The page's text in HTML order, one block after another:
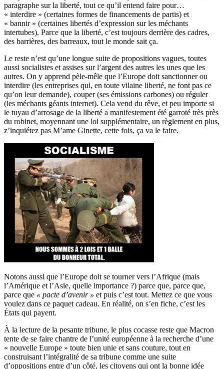
paragraphe sur la liberté, tout ce qu’il entend faire pour…
« interdire » (certaines formes de financements de partis) et
« bannir » (certaines libertés d’expression sur les méchants
intertubes). Parce que la liberté, c’est toujours derrière des cadres,
des barrières, des barreaux, tout le monde sait ça.
Le reste n’est qu’une longue suite de propositions vagues, toutes
aussi socialistes et assises sur l’argent des autres les unes que les
autres. On y apprend pèle-mêle que l’Europe doit sanctionner ou
interdire (les entreprises qui, en toute vilaine liberté, ne font pas ce
qu’on leur demande), couper (ses émissions carbones) ou réguler
(les méchants géants internet). Cela vend du rêve, et peu importe si
le tuyau d’arrosage de la liberté a manifestement été garroté très près
du robinet, moyennant une loi supplémentaire, un règlement en plus,
z’inquiétez pas M’ame Ginette, cette fois, ça va le faire.
Notons aussi que l’Europe doit se tourner vers l’Afrique (mais
l’Amérique et l’Asie, quelle importance ?) parce que, parce que,
parce que « pacte d’avenir » et puis c’est tout. Mettez ce que vous
voulez dans ce paquet cadeau. En réalité, on s’en fiche, c’est les
États qui payent.
À la lecture de la pesante tribune, le plus cocasse reste que Macron
tente de se faire chantre de l’unité européenne à la recherche d’une
« nouvelle Europe » toute bien unie et sans couture, tout en
construisant l’intégralité de sa tribune comme une suite
d’oppositions entre d’un côté, les citoyens qui ont la bonne idée